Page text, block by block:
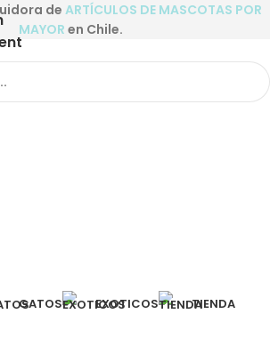
de ARTÍCULOS DE MASCOTAS POR
MAYOR en Chile.
GATOS EXOTICOS TIENDA